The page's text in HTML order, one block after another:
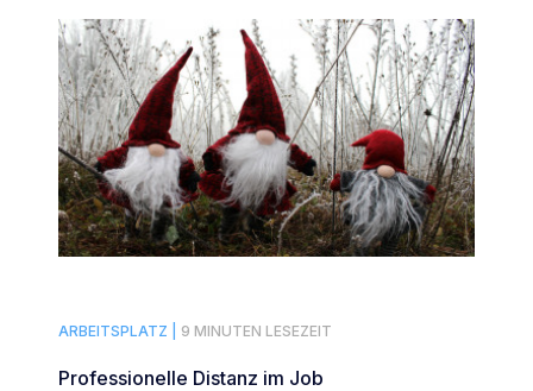
ARBEITSPLATZ | 9 MINUTEN LESEZEIT
Professionelle Distanz im Job